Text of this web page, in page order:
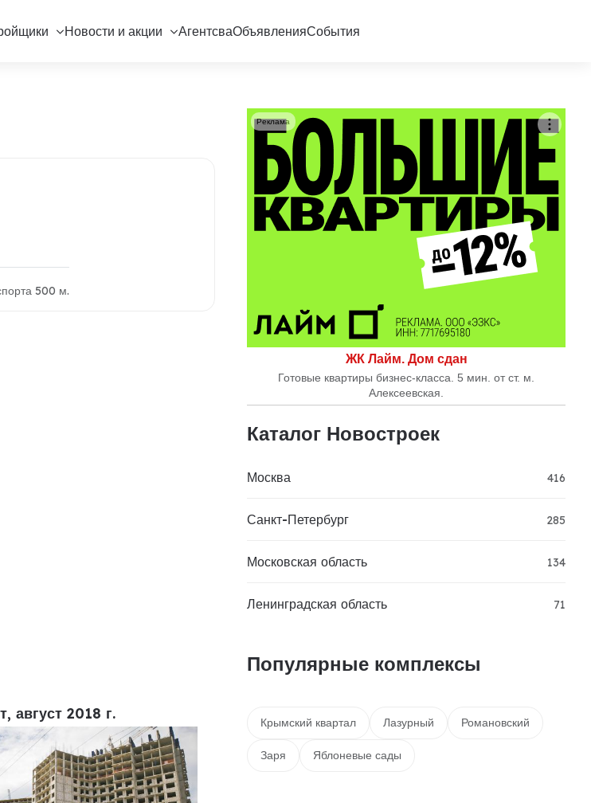
Новости и акции АгентсваОбъявленияСобытия
500 м.
август 2018 г.
ЖК Лайм. Дом сдан
Готовые квартиры бизнес-класса. 5 мин. от ст. м.
Алексеевская.
Реклама
Каталог Новостроек
Москва 416
Санкт-Петербург 285
Московская область 134
Ленинградская область 71
Популярные комплексы
Крымский квартал Лазурный Романовский
Заря Яблоневые сады